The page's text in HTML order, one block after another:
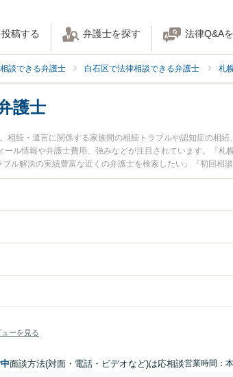
稿する 弁護士を探す 法律Q&A
談できる弁護士 白石区で法律相談できる弁護士 札
護士
続・遺言に関係する家族間の相続トラブルや認知症の相
ル情報や弁護士費用、強みなどが注目されています。『札
ル解決の実績豊富な近くの弁護士を検索したい』『初回相
すめです。
ーを見る
面談方法(対面・電話・ビデオなど)は応相談営業時間：